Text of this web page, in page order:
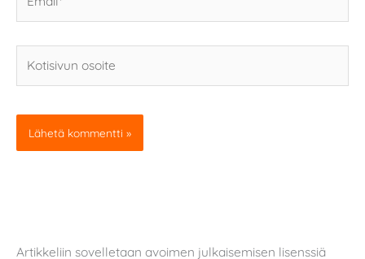
osoite
Artikkeliin sovelletaan avoimen julkaisemisen lisenssiä